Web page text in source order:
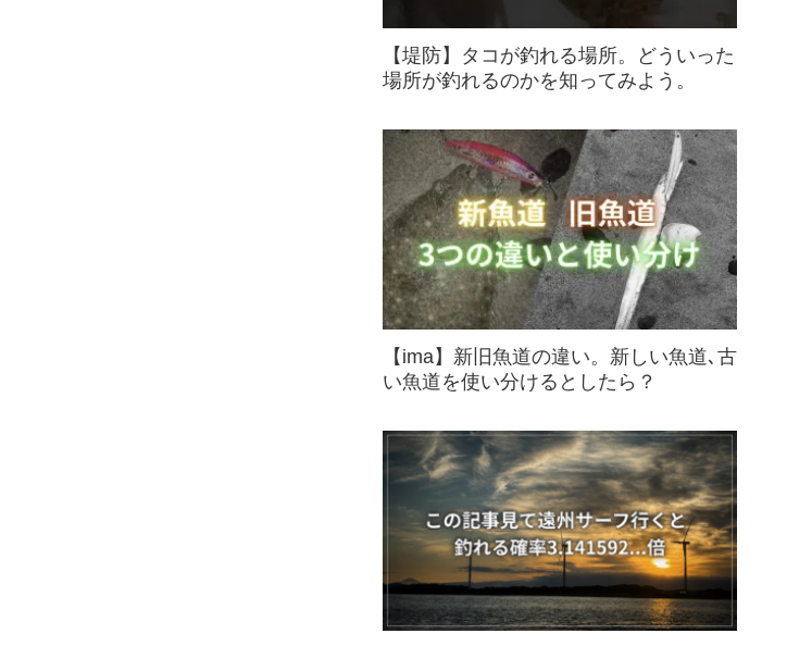
【堤防】タコが釣れる場所。どういった
場所が釣れるのかを知ってみよう。
【ima】新旧魚道の違い。新しい魚道､古
い魚道を使い分けるとしたら？